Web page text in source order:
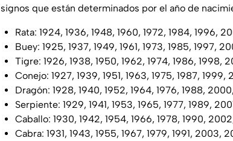
signos que están determinados por el año de
Rata: 1924, 1936, 1948, 1960, 1972, 1984, 1996,
Buey: 1925, 1937, 1949, 1961, 1973, 1985, 1997,
Tigre: 1926, 1938, 1950, 1962, 1974, 1986, 1998,
Conejo: 1927, 1939, 1951, 1963, 1975, 1987, 1999,
Dragón: 1928, 1940, 1952, 1964, 1976, 1988,
Serpiente: 1929, 1941, 1953, 1965, 1977, 1989,
Caballo: 1930, 1942, 1954, 1966, 1978, 1990,
Cabra: 1931, 1943, 1955, 1967, 1979, 1991, 2003,